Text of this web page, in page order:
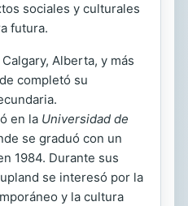
sociales y culturales
futura.
Alberta, y más
completó su
en la Universidad de
se graduó con un
1984. Durante sus
se interesó por la
y la cultura